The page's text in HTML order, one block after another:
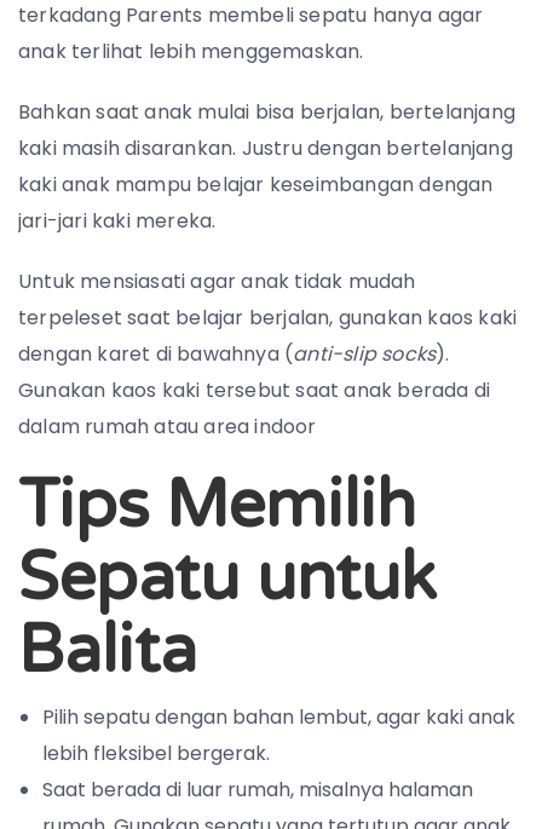
terkadang Parents membeli sepatu hanya agar
anak terlihat lebih menggemaskan.
Bahkan saat anak mulai bisa berjalan, bertelanjang
kaki masih disarankan. Justru dengan bertelanjang
kaki anak mampu belajar keseimbangan dengan
jari-jari kaki mereka.
Untuk mensiasati agar anak tidak mudah
terpeleset saat belajar berjalan, gunakan kaos kaki
dengan karet di bawahnya (anti-slip socks).
Gunakan kaos kaki tersebut saat anak berada di
dalam rumah atau area indoor
Tips Memilih
Sepatu untuk
Balita
Pilih sepatu dengan bahan lembut, agar kaki anak
lebih fleksibel bergerak.
Saat berada di luar rumah, misalnya halaman